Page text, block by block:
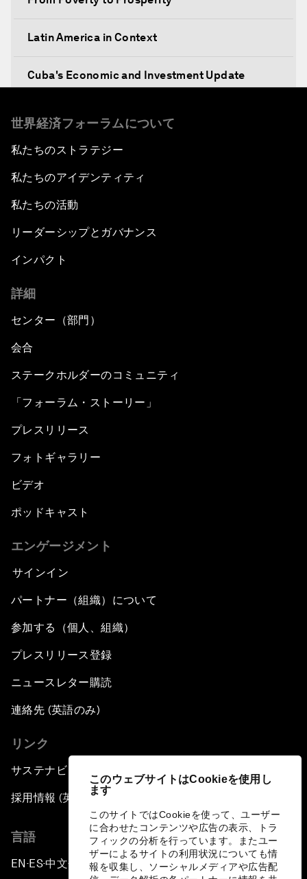
このウェブサイトはCookieを使用し
ます
このサイトではCookieを使って、ユーザー
に合わせたコンテンツや広告の表示、トラ
フィックの分析を行っています。またユー
ザーによるサイトの利用状況についても情
報を収集し、ソーシャルメディアや広告配
Latin America in Context
Cuba's Economic and Investment Update
Technology for Society
An Insight, An Idea with Lorenzo Mendoza
The New Urban Agenda
A Roadmap for Transition
世界経済フォーラムについて
私たちのストラテジー
私たちのアイデンティティ
私たちの活動
リーダーシップとガバナンス
インパクト
詳細
センター（部門）
会合
ステークホルダーのコミュニティ
「フォーラム・ストーリー」
プレスリリース
フォトギャラリー
ビデオ
ポッドキャスト
エンゲージメント
サインイン
パートナー（組織）について
参加する（個人、組織）
プレスリリース登録
ニュースレター購読
連絡先 (英語のみ)
リンク
サステナビリティへの取り組み
採用情報 (英語のみ)
言語
EN ▪ES▪中文▪ 日本語